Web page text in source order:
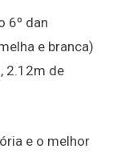
6º dan
e branca)
2.12m de
e o melhor